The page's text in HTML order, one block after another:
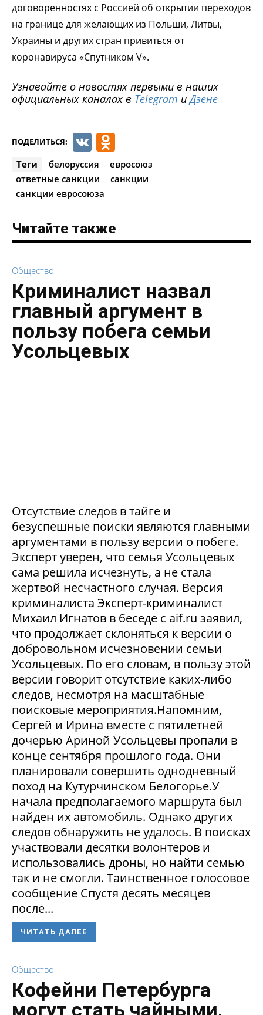
договоренностях с Россией об открытии переходов
на границе для желающих из Польши, Литвы,
Украины и других стран привиться от
коронавируса «Спутником V».
Узнавайте о новостях первыми в наших
официальных каналах в Telegram иДзене
ПОДЕЛИТЬСЯ: VK
Теги белоруссия
евросоюз
ответные санкции
санкции
санкции евросоюза
Читайте также
Общество
Криминалист назвал
главный аргумент в
пользу побега семьи
Усольцевых
Отсутствие следов в тайге и
безуспешные поиски являются главными
аргументами в пользу версии о побеге.
Эксперт уверен, что семья Усольцевых
сама решила исчезнуть, а не стала
жертвой несчастного случая. Версия
криминалиста Эксперт-криминалист
Михаил Игнатов в беседе с aif.ru заявил,
что продолжает склоняться к версии о
добровольном исчезновении семьи
Усольцевых. По его словам, в пользу этой
версии говорит отсутствие каких-либо
следов, несмотря на масштабные
поисковые мероприятия.Напомним,
Сергей и Ирина вместе с пятилетней
дочерью Ариной Усольцевы пропали в
конце сентября прошлого года. Они
планировали совершить однодневный
поход на Кутурчинском Белогорье.У
начала предполагаемого маршрута был
найден их автомобиль. Однако других
следов обнаружить не удалось. В поисках
участвовали десятки волонтеров и
использовались дроны, но найти семью
так и не смогли. Таинственное голосовое
сообщение Спустя десять месяцев
после...
ЧИТАТЬ ДАЛЕЕ
Общество
Кофейни Петербурга
могут стать чайными,